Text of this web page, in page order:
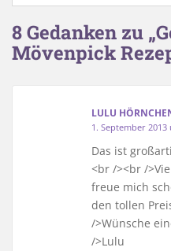
8 Gedanken zu
Mövenpick
LULU
1. September
Das ist
<br /><br /
freue mich
den tollen
/>Wünsche
/>Lulu